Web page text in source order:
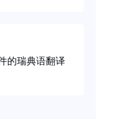
的瑞典语翻译